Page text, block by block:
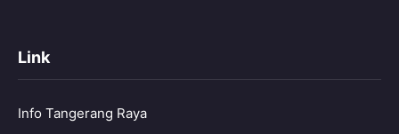
Link
Info Tangerang Raya